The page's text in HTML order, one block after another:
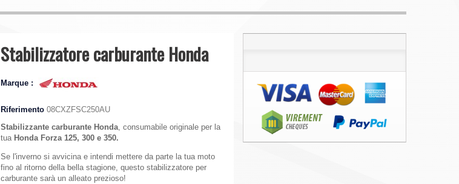
Stabilizzatore carburante Honda
Marque :
Riferimento 08CXZFSC250AU
Stabilizzante carburante Honda, consumabile originale per la
tua Honda Forza 125, 300 e 350.
Se l'inverno si avvicina e intendi mettere da parte la tua moto
fino al ritorno della bella stagione, questo stabilizzatore per
carburante sarà un alleato prezioso!